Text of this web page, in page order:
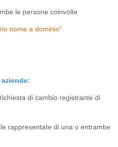
le persone coinvolte
nome a dominio"
di cambio registrante di
rappresentate di una o entrambe